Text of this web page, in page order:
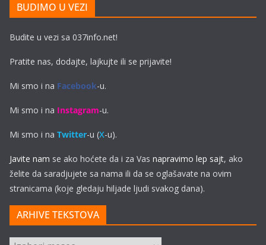
BUDIMO U VEZI
Budite u vezi sa 037info.net!
Pratite nas, dodajte, lajkujte ili se prijavite!
Mi smo i na Facebook-u.
Mi smo i na Instagram-u.
Mi smo i na Twitter-u (X-u).
Javite nam se ako hoćete da i za Vas napravimo lep sajt, ako
želite da saradjujete sa nama ili da se oglašavate na ovim
stranicama (koje gledaju hiljade ljudi svakog dana).
ARHIVE TEKSTOVA